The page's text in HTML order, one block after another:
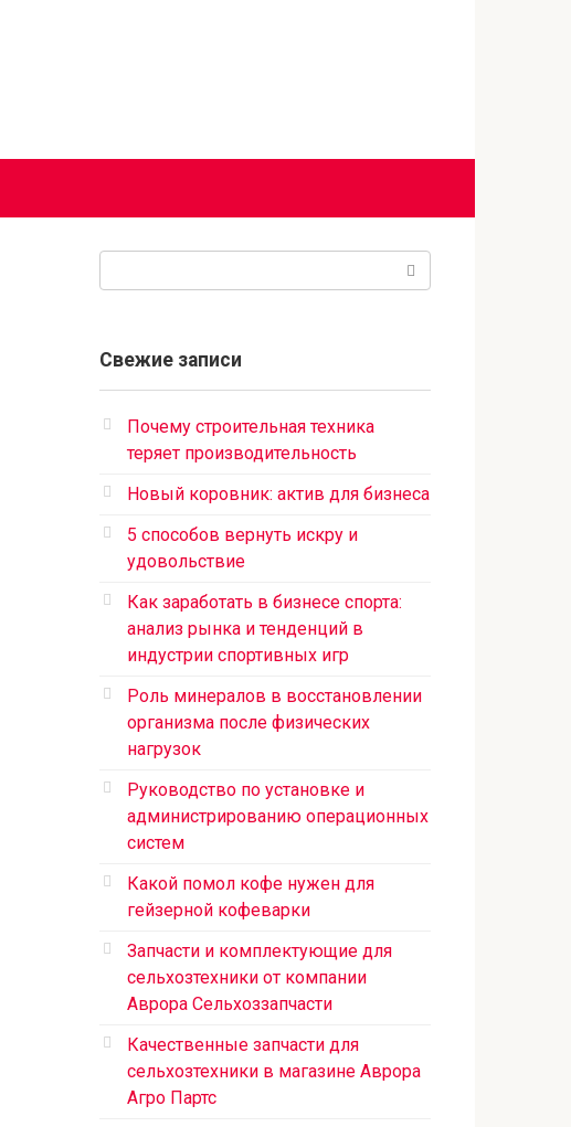
Свежие записи
Почему строительная техника
теряет производительность
Новый коровник: актив для бизнеса
5 способов вернуть искру и
удовольствие
Как заработать в бизнесе спорта:
анализ рынка и тенденций в
индустрии спортивных игр
Роль минералов в восстановлении
организма после физических
нагрузок
Руководство по установке и
администрированию операционных
систем
Какой помол кофе нужен для
гейзерной кофеварки
Запчасти и комплектующие для
сельхозтехники от компании
Аврора Сельхоззапчасти
Качественные запчасти для
сельхозтехники в магазине Аврора
Агро Партс